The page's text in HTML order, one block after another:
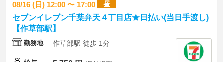
08/16 (日) 12:00 〜 17:00 昼
セブンイレブン千葉弁天４丁目店★日払い(当日手渡し)
【作草部駅】
勤務地 作草部駅 徒歩 1分